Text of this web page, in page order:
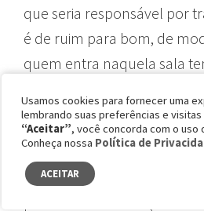
que seria responsável por
é de ruim para bom, de
quem entra naquela sala
A segunda é a sala da Santa
pelos ciganos. Todos
Usamos cookies para fornecer uma
lembrando suas preferências e
“Aceitar”, você concorda com o uso
Conheça nossa Política de
ACEITAR